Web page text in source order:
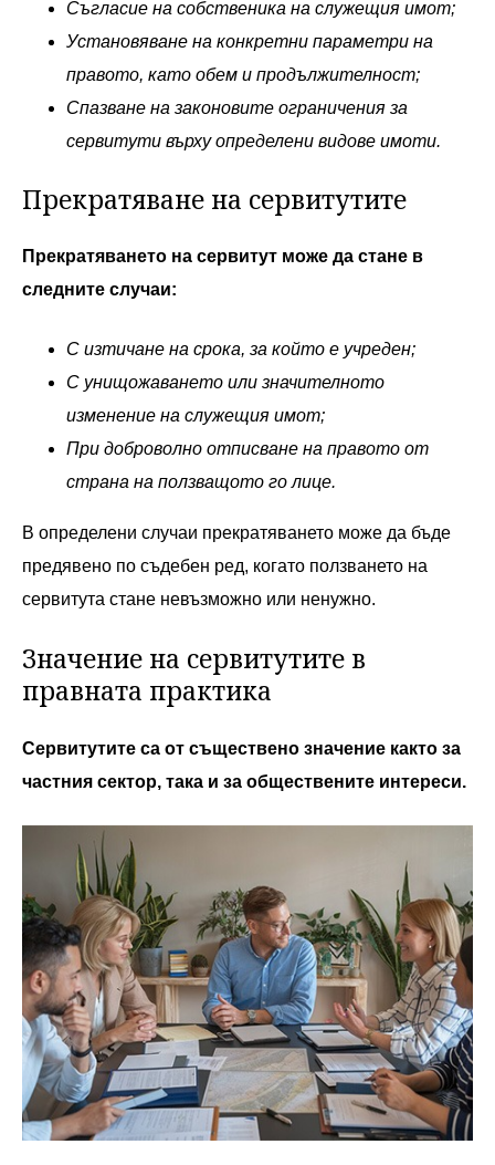
Съгласие на собственика на служещия имот;
Установяване на конкретни параметри на
правото, като обем и продължителност;
Спазване на законовите ограничения за
сервитути върху определени видове имоти.
Прекратяване на сервитутите
Прекратяването на сервитут може да стане в
следните случаи:
С изтичане на срока, за който е учреден;
С унищожаването или значителното
изменение на служещия имот;
При доброволно отписване на правото от
страна на ползващото го лице.
В определени случаи прекратяването може да бъде
предявено по съдебен ред, когато ползването на
сервитута стане невъзможно или ненужно.
Значение на сервитутите в
правната практика
Сервитутите са от съществено значение както за
частния сектор, така и за обществените интереси.